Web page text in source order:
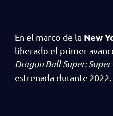
En el marco de la New
liberado el primer
Dragon Ball Super: Super
estrenada durante 2022.